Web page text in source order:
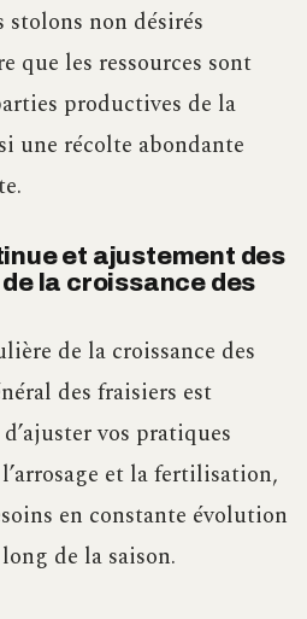
stolons non désirés
que les ressources sont
productives de la
une récolte abondante
et ajustement des
la croissance des
de la croissance des
des fraisiers est
vos pratiques
et la fertilisation,
en constante évolution
de la saison.